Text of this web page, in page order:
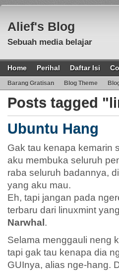
Alief's Blog
Sebuah media belajar
Home Perihal Daftar Isi
Barang Gratisan Blog Theme
Posts tagged
Ubuntu Hang
Gak tau kenapa kemarin
aku membuka seluruh
raba seluruh badannya,
yang aku mau.
Eh, tapi jangan pada
terbaru dari linuxmint
Narwhal.
Selama menggauli neng
tapi gak tau kenapa dia
GUInya, alias nge-hang.